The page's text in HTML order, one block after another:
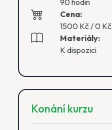
90 hodin
Cena:
1500 Kč / 0 Kč
Materiály:
K dispozici
Konání kurzu